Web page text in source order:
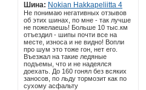
Шина: Nokian Hakkapeliitta 4
Не понимаю негативных отзывов
об этих шинах, по мне - так лучше
не пожелаешь! Больше 10 тыс.км
отъездил - шипы почти все на
месте, износа и не видно! Вопли
про шум это тоже гон, нет его.
Въезжал на такие ледяные
подъемы, что и не надеялся
доехать. До 160 гонял без всяких
заносов, по льду тормозит как по
сухому асфальту